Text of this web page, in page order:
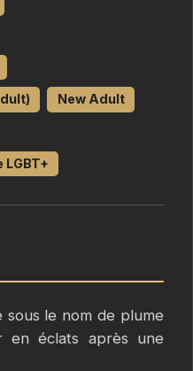
New Adult
sous le nom de plume
en éclats après une